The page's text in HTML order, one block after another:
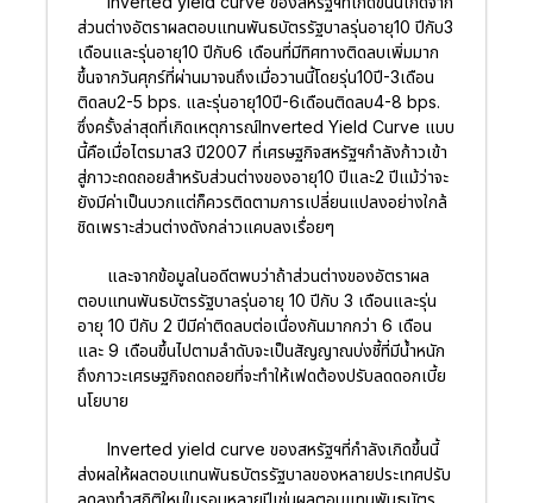
ส่วนต่างอัตราผลตอบแทนพันธบัตรรัฐบาลรุ่นอายุ10 ปีกับ3
เดือนและรุ่นอายุ10 ปีกับ6 เดือนที่มีทิศทางติดลบเพิ่มมาก
ขึ้นจากวันศุกร์ที่ผ่านมาจนถึงเมื่อวานนี้โดยรุ่น10ปี-3เดือน
ติดลบ2-5 bps. และรุ่นอายุ10ปี-6เดือนติดลบ4-8 bps.
ซึ่งครั้งล่าสุดที่เกิดเหตุการณ์Inverted Yield Curve แบบ
นี้คือเมื่อไตรมาส3 ปี2007 ที่เศรษฐกิจสหรัฐฯกำลังก้าวเข้า
สู่ภาวะถดถอยสำหรับส่วนต่างของอายุ10 ปีและ2 ปีแม้ว่าจะ
ยังมีค่าเป็นบวกแต่ก็ควรติดตามการเปลี่ยนแปลงอย่างใกล้
ชิดเพราะส่วนต่างดังกล่าวแคบลงเรื่อยๆ
และจากข้อมูลในอดีตพบว่าถ้าส่วนต่างของอัตราผล
ตอบแทนพันธบัตรรัฐบาลรุ่นอายุ 10 ปีกับ 3 เดือนและรุ่น
อายุ 10 ปีกับ 2 ปีมีค่าติดลบต่อเนื่องกันมากกว่า 6 เดือน
และ 9 เดือนขึ้นไปตามลำดับจะเป็นสัญญาณบ่งชี้ที่มีน้ำหนัก
ถึงภาวะเศรษฐกิจถดถอยที่จะทำให้เฟดต้องปรับลดดอกเบี้ย
นโยบาย
Inverted yield curve ของสหรัฐฯที่กำลังเกิดขึ้นนี้
ส่งผลให้ผลตอบแทนพันธบัตรรัฐบาลของหลายประเทศปรับ
ลดลงทำสถิติใหม่ในรอบหลายปีเช่นผลตอบแทนพันธบัตร